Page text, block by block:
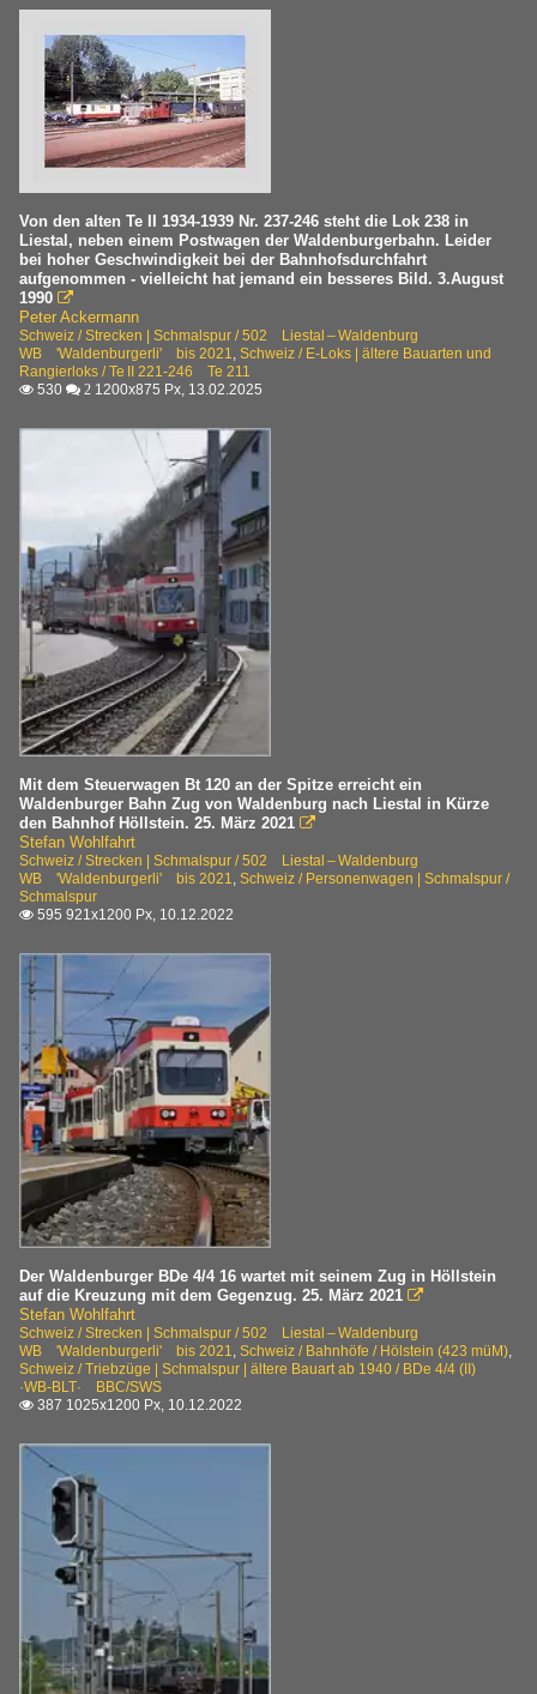
Von den alten Te II 1934-1939 Nr. 237-246 steht die Lok 238 in
Liestal, neben einem Postwagen der Waldenburgerbahn. Leider
bei hoher Geschwindigkeit bei der Bahnhofsdurchfahrt
aufgenommen - vielleicht hat jemand ein besseres Bild. 3.August
1990 
Peter Ackermann
Schweiz / Strecken | Schmalspur / 502 Liestal – Waldenburg
WB 'Waldenburgerli' bis 2021
Schweiz / E-Loks | ältere Bauarten und
Rangierloks / Te II 221-246 Te 211
 530  2 1200x875 Px, 13.02.2025
Mit dem Steuerwagen Bt 120 an der Spitze erreicht ein
Waldenburger Bahn Zug von Waldenburg nach Liestal in Kürze
den Bahnhof Höllstein. 25. März 2021 
Stefan Wohlfahrt
Schweiz / Strecken | Schmalspur / 502 Liestal – Waldenburg
WB 'Waldenburgerli' bis 2021
Schweiz / Personenwagen | Schmalspur /
Schmalspur
 595 921x1200 Px, 10.12.2022
Der Waldenburger BDe 4/4 16 wartet mit seinem Zug in Höllstein
auf die Kreuzung mit dem Gegenzug. 25. März 2021 
Stefan Wohlfahrt
Schweiz / Strecken | Schmalspur / 502 Liestal – Waldenburg
WB 'Waldenburgerli' bis 2021, Schweiz / Bahnhöfe / Hölstein (423 müM),
Schweiz / Triebzüge | Schmalspur | ältere Bauart ab 1940 / BDe 4/4 (II)
·WB-BLT· BBC/SWS
 387 1025x1200 Px, 10.12.2022